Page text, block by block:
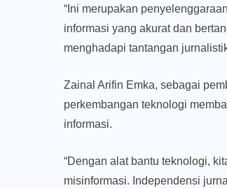
“Ini merupakan
informasi yang akurat dan
menghadapi tantangan
Zainal Arifin Emka, sebagai
perkembangan teknologi
informasi.
“Dengan alat bantu teknologi,
misinformasi. Independensi